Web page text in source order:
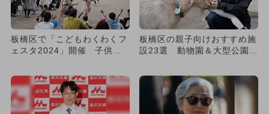
板橋区で「こどもわくわくフ
ェスタ2024」開催 子供の
め...
板橋区の親子向けおすすめ施
設23選 動物園＆大型公園＆